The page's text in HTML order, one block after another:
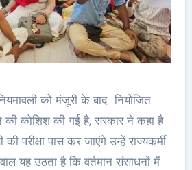
को मंजूरी के बाद नियोजित
की कोशिश की गई है, सरकार ने कहा है
परीक्षा पास कर जाएंगे उन्हें राज्यकर्मी
यह उठता है कि वर्तमान संसाधनों में